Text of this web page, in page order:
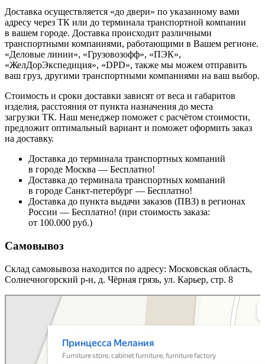
Доставка осуществляется «до двери» по указанному вами
адресу через ТК или до терминала транспортной компании
в вашем городе. Доставка происходит различными
транспортными компаниями, работающими в Вашем регионе.
«Деловые линии», «Грузовозофф», «ПЭК»,
«ЖелДорЭкспедиция», «DPD», также мы можем отправить
ваш груз, другими транспортными компаниями на ваш выбор.
Стоимость и сроки доставки зависят от веса и габаритов
изделия, расстояния от пункта назначения до места
загрузки ТК. Наш менеджер поможет с расчётом стоимости,
предложит оптимальный вариант и поможет оформить заказ
на доставку.
Доставка до терминала транспортных компаний
в городе Москва — Бесплатно!
Доставка до терминала транспортных компаний
в городе Санкт-петербург — Бесплатно!
Доставка до пункта выдачи заказов (ПВЗ) в регионах
России — Бесплатно! (при стоимость заказа:
от 100.000 руб.)
Самовывоз
Склад самовывоза находится по адресу: Московская область,
Солнечногорский р-н, д. Чёрная грязь, ул. Карьер, стр. 8
Принцесса Мелания
Мебельная фабрика в Москве и Московской области
Магазин мебели в Москве и Московской области